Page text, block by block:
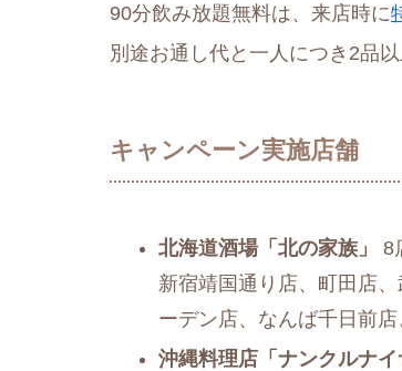
90分飲み放題無料は、来店時に
別途お通し代と一人につき2品
キャンペーン実施店舗
北海道酒場「北の家族」
8
新宿靖国通り店、町田店
ーデン店、なんば千日前
沖縄料理店「ナンクルナイ